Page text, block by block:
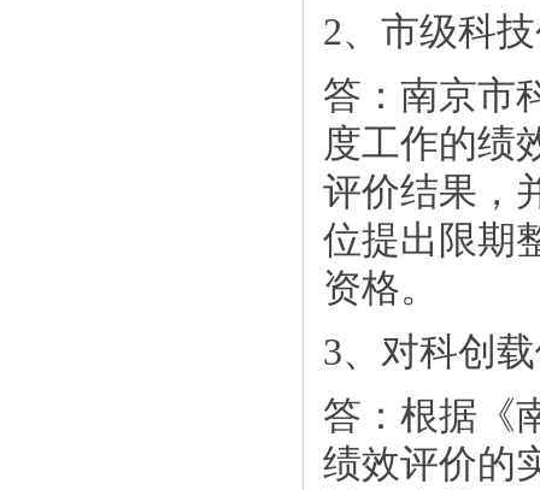
2、市级科
答：南京市
度工作的绩
评价结果，
位提出限期
资格。
3、对科创
答：根据《
绩效评价的